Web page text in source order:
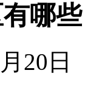
哪些
20日